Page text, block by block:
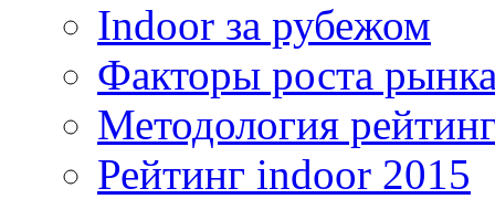
Indoor за рубежом
Факторы роста
Методология
Рейтинг indoor 2015